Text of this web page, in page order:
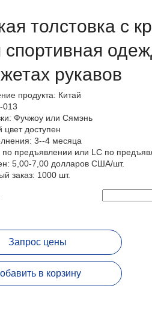
толстовка с
спортивная
рукавов
продукта: Китай
013
Фучжоу или Сямэнь
доступен
3--4 месяца
предъявлении или LC по
5,00-7,00 долларов США/шт.
заказ: 1000 шт.
Запрос цены
в корзину